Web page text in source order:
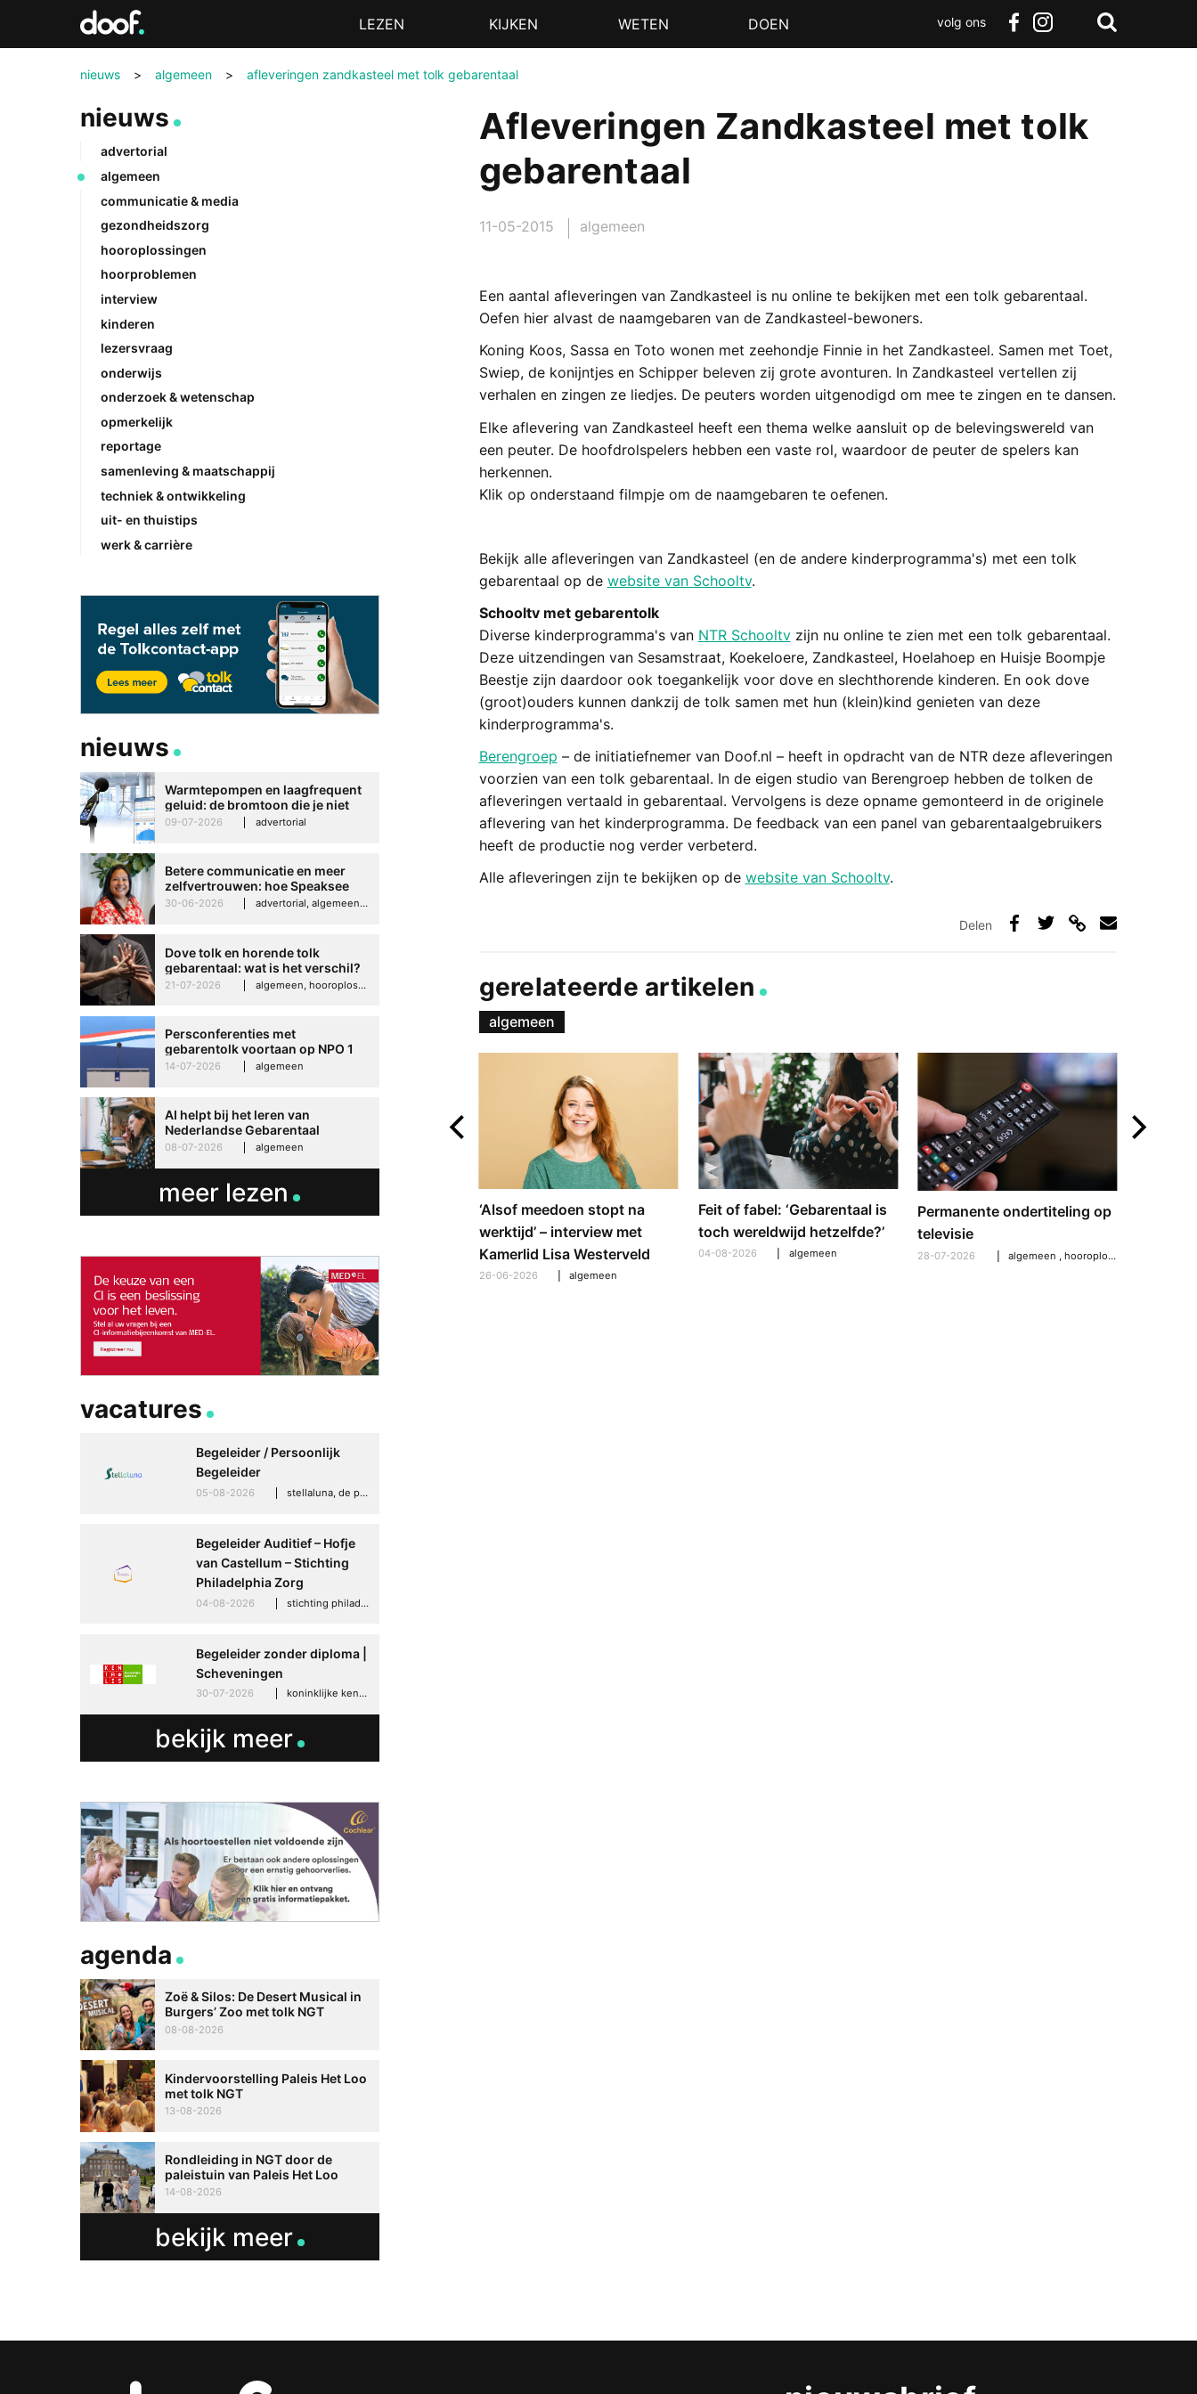
MenuLEZEN KIJKEN WETEN DOEN
volg ons
nieuws > algemeen > afleveringen zandkasteel met tolk gebarentaal
Afleveringen Zandkasteel met tolk
gebarentaal
11-05-2015 algemeen
Een aantal afleveringen van Zandkasteel is nu online te bekijken met een tolk gebarentaal.
Oefen hier alvast de naamgebaren van de Zandkasteel-bewoners.
Koning Koos, Sassa en Toto wonen met zeehondje Finnie in het Zandkasteel. Samen met Toet,
Swiep, de konijntjes en Schipper beleven zij grote avonturen. In Zandkasteel vertellen zij
verhalen en zingen ze liedjes. De peuters worden uitgenodigd om mee te zingen en te dansen.
Elke aflevering van Zandkasteel heeft een thema welke aansluit op de belevingswereld van
een peuter. De hoofdrolspelers hebben een vaste rol, waardoor de peuter de spelers kan
herkennen.
Klik op onderstaand filmpje om de naamgebaren te oefenen.
Bekijk alle afleveringen van Zandkasteel (en de andere kinderprogramma's) met een tolk
gebarentaal op de website van Schooltv.
Schooltv met gebarentolk
Diverse kinderprogramma's van NTR Schooltvzijn nu online te zien met een tolk gebarentaal.
Deze uitzendingen van Sesamstraat, Koekeloere, Zandkasteel, Hoelahoep en Huisje Boompje
Beestje zijn daardoor ook toegankelijk voor dove en slechthorende kinderen. En ook dove
(groot)ouders kunnen dankzij de tolk samen met hun (klein)kind genieten van deze
kinderprogramma's.
Berengroep – de initiatiefnemer van Doof.nl – heeft in opdracht van de NTR deze afleveringen
voorzien van een tolk gebarentaal. In de eigen studio van Berengroep hebben de tolken de
afleveringen vertaald in gebarentaal. Vervolgens is deze opname gemonteerd in de originele
aflevering van het kinderprogramma. De feedback van een panel van gebarentaalgebruikers
heeft de productie nog verder verbeterd.
Alle afleveringen zijn te bekijken op de website van Schooltv.
Delen
gerelateerde artikelen
algemeen
Feit of fabel: ‘Gebarentaal is
toch wereldwijd hetzelfde?’
04-08-2026 algemeen
Permanente ondertiteling op
televisie
28-07-2026 algemeen ,hooroplossingen
Speaksee Imelda helpt om te
groeien in haar werk
30-06-2026 advertorial
‘Alsof meedoen stopt na
werktijd’ – interview met
Kamerlid Lisa Westerveld
26-06-2026 algemeen
nieuws
advertorial
algemeen
communicatie & media
gezondheidszorg
hooroplossingen
hoorproblemen
interview
kinderen
lezersvraag
onderwijs
onderzoek & wetenschap
opmerkelijk
reportage
samenleving & maatschappij
techniek & ontwikkeling
uit- en thuistips
werk & carrière
nieuws
Warmtepompen en laagfrequent
geluid: de bromtoon die je niet
kunt negeren
09-07-2026 advertorial
Betere communicatie en meer
zelfvertrouwen: hoe Speaksee
Imelda helpt om te groeien in
30-06-2026 advertorial, algemeen, hooroplossingen, interview
Dove tolk en horende tolk
gebarentaal: wat is het verschil?
21-07-2026 algemeen, hooroplossingen, hoorproblemen, samenleving & maatschappij
Persconferenties met
gebarentolk voortaan op NPO 1
Extra
14-07-2026 algemeen
AI helpt bij het leren van
Nederlandse Gebarentaal
08-07-2026 algemeen
meer lezen
vacatures
Begeleider / Persoonlijk
Begeleider
05-08-2026 stellaluna, de punt (drenthe)
Begeleider Auditief – Hofje
van Castellum – Stichting
Philadelphia Zorg
04-08-2026 stichting philadelphia zorg, den haag
Begeleider zonder diploma |
Scheveningen
30-07-2026 koninklijke kentalis, scheveningen
bekijk meer
agenda
Zoë & Silos: De Desert Musical in
Burgers’ Zoo met tolk NGT
08-08-2026
Kindervoorstelling Paleis Het Loo
met tolk NGT
13-08-2026
Rondleiding in NGT door de
paleistuin van Paleis Het Loo
14-08-2026
bekijk meer
Doof.nl
Zoeken
Terug